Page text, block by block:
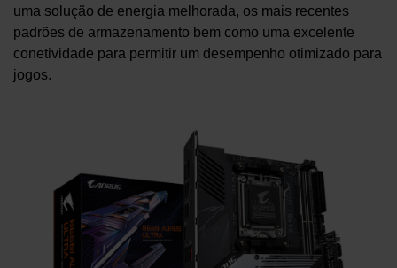
uma solução de energia melhorada, os mais recentes
padrões de armazenamento bem como uma excelente
conetividade para permitir um desempenho otimizado para
jogos.